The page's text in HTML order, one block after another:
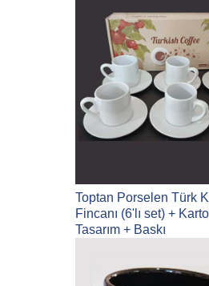
Toptan Porselen Türk
Fincanı (6'lı set) +
Tasarım + Baskı